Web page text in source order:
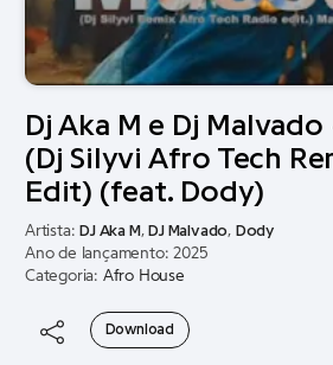
Dj Aka M e Dj
(Dj Silyvi Afro Tech
Edit) (feat. Dody)
Artista: DJ Aka M, DJ Malvado, Dody
Ano de lançamento: 2025
Categoria: Afro House
Download